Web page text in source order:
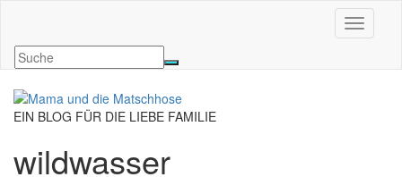
EIN BLOG FÜR DIE LIEBE FAMILIE
wildwasser